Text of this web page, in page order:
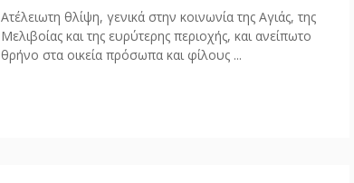
Ατέλειωτη θλίψη, γενικά στην κοινωνία της Αγιάς, της
Μελιβοίας και της ευρύτερης περιοχής, και ανείπωτο
θρήνο στα οικεία πρόσωπα και φίλους ...